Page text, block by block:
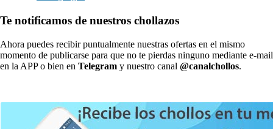
Te notificamos de nuestros chollazos
Ahora puedes recibir puntualmente nuestras ofertas en el mismo
momento de publicarse para que no te pierdas ninguno mediante e-mail
en la APP o bien en Telegram y nuestro canal @canalchollos.